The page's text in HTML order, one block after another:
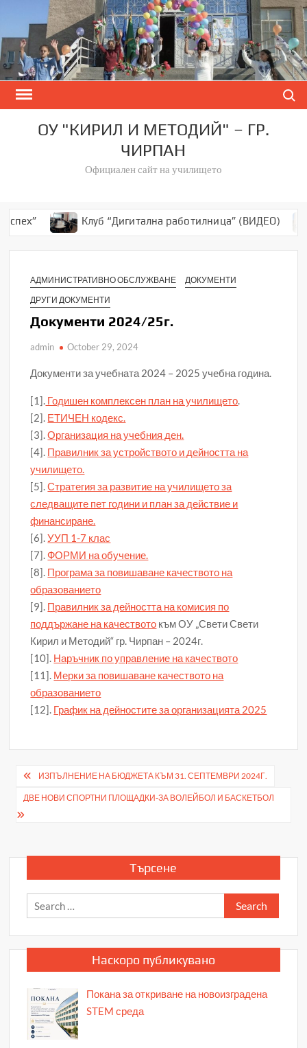
content
ОУ "КИРИЛ И МЕТОДИЙ" – ГР.
ЧИРПАН
Официален сайт на училището
Клуб “Дигитална работилница” (ВИДЕО)
АДМИНИСТРАТИВНО ОБСЛУЖВАНЕ
ДОКУМЕНТИ
ДРУГИ ДОКУМЕНТИ
Документи 2024/25г.
admin October 29, 2024
Документи за учебната 2024 – 2025 учебна година.
[1]. Годишен комплексен план на училището.
[2]. ЕТИЧЕН кодекс.
[3].Организация на учебния ден.
[4]. Правилник за устройството и дейността на
училището.
[5].Стратегия за развитие на училището за
следващите пет години и план за действие и
финансиране.
[6].УУП 1-7 клас
[7]. ФОРМИ на обучение.
[8]. Програма за повишаване качеството на
образованието
[9]. Правилник за дейността на комисия по
поддържане на качеството към ОУ „Свети Свети
Кирил и Методий“ гр. Чирпан – 2024г.
[10]. Наръчник по управление на качеството
[11]. Мерки за повишаване качеството на
образованието
[12]. График на дейностите за организацията 2025
Post
navigation
ИЗПЪЛНЕНИЕ НА БЮДЖЕТА КЪМ 31. СЕПТЕМВРИ 2024Г.
ДВЕ НОВИ СПОРТНИ ПЛОЩАДКИ-ЗА ВОЛЕЙБОЛ И БАСКЕТБОЛ
Търсене
Search
for:
Наскоро публикувано
Покана за откриване на новоизградена
STEM среда